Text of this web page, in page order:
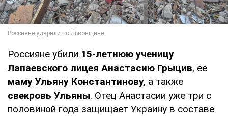
Россияне убили 15-летнюю ученицу
Лапаевского лицея Анастасию Грыцив, ее
маму Ульяну Константинову, а также
свекровь Ульяны. Отец Анастасии уже три с
половиной года защищает Украину в составе